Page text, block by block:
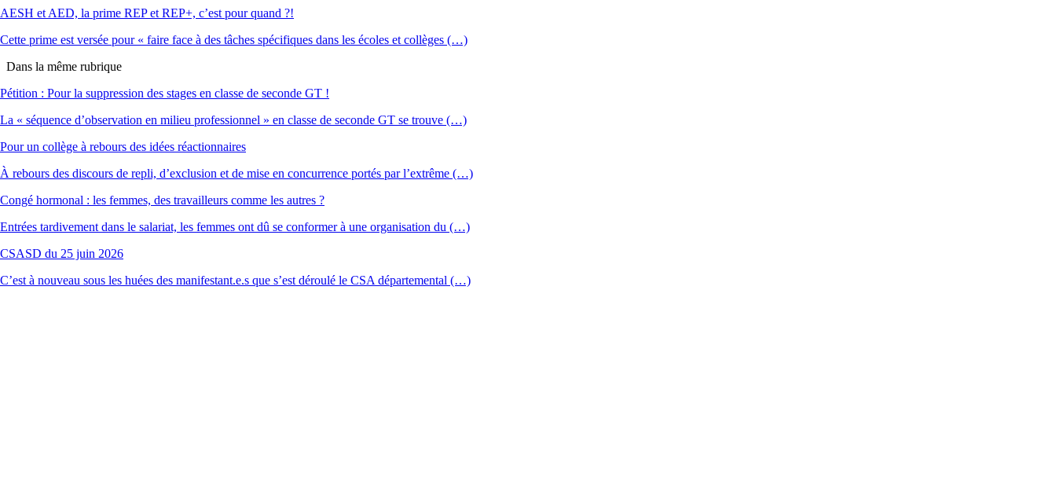
AESH et AED, la prime REP et REP+, c’est pour quand ?!
Cette prime est versée pour « faire face à des tâches spécifiques dans les écoles et collèges (…)
Dans la même rubrique
Pétition : Pour la suppression des stages en classe de seconde GT !
La « séquence d’observation en milieu professionnel » en classe de seconde GT se trouve (…)
Pour un collège à rebours des idées réactionnaires
À rebours des discours de repli, d’exclusion et de mise en concurrence portés par l’extrême (…)
Congé hormonal : les femmes, des travailleurs comme les autres ?
Entrées tardivement dans le salariat, les femmes ont dû se conformer à une organisation du (…)
CSASD du 25 juin 2026
C’est à nouveau sous les huées des manifestant.e.s que s’est déroulé le CSA départemental (…)